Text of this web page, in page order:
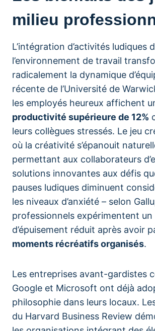
milieu
L’intégration d’activités ludiques
l’environnement de travail
radicalement la dynamique
récente de l’Université de
les employés heureux affichent
productivité supérieure de 12%
leurs collègues stressés. Le jeu
où la créativité s’épanouit
permettant aux collaborateurs
solutions innovantes aux défis
pauses ludiques diminuent
les niveaux d’anxiété – selon
professionnels expérimentent
d’épuisement réduit après avoir
moments récréatifs organisés.
Les entreprises avant-gardistes
Google et Microsoft ont déjà
philosophie dans leurs locaux.
du Harvard Business Review